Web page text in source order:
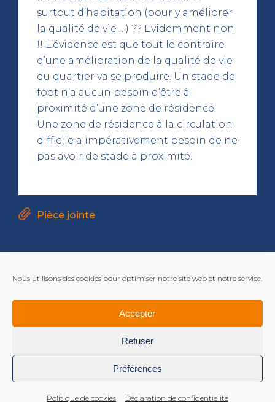
Nous utilisons des cookies pour optimiser notre site web et notre service.
Accepter
Refuser
Préférences
Politique de cookies Déclaration de confidentialité
surtout d’habitation (pour y améliorer
la qualité de vie …) ?? Evidemment non
!! L’évidence est que tout le contraire
d’une amélioration de la qualité de vie
du quartier va se produire. Un stade de
foot n’a aucun besoin d’être à
proximité d’une zone de résidence.
Une zone de résidence à la circulation
difficile a impérativement besoin de ne
pas avoir de stade à proximité.
Pièce jointe
Mentions légales